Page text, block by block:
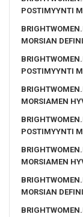
POSTIMYYNTI
MORSIAN
POSTIMYYNTI
MORSIAMEN
POSTIMYYNTI
MORSIAMEN
MORSIAN